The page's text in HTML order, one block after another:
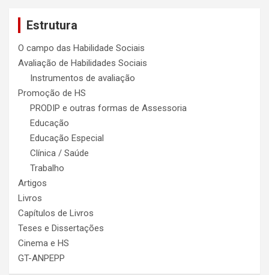
Estrutura
O campo das Habilidade Sociais
Avaliação de Habilidades Sociais
Instrumentos de avaliação
Promoção de HS
PRODIP e outras formas de Assessoria
Educação
Educação Especial
Clínica / Saúde
Trabalho
Artigos
Livros
Capítulos de Livros
Teses e Dissertações
Cinema e HS
GT-ANPEPP